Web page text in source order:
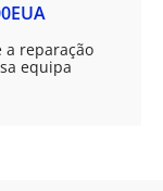
a reparação
equipa